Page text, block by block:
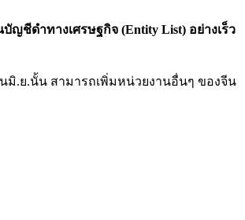
ชีดำทางเศรษฐกิจ (Entity List) อย่างเร็ว
มิ.ย.นั้น สามารถเพิ่มหน่วยงานอื่นๆ ของจีน